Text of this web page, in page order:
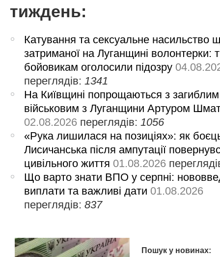
тиждень:
Катування та сексуальне насильство
затриманої на Луганщині волонтерки:
бойовикам оголосили підозру
переглядів:1341
На Київщині попрощаються з загиблим
військовим з Луганщини Артуром
02.08.2026 переглядів:1056
«Рука лишилася на позиціях»: як
Лисичанська після ампутації
цивільного життя 01.08.2026
Що варто знати ВПО у серпні:
виплати та важливі дати 01.08.2026
переглядів:837
Пошук у новинах: